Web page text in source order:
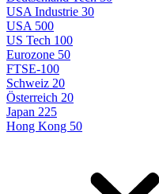
USA Industrie 30
USA 500
US Tech 100
Eurozone 50
FTSE-100
Schweiz 20
Österreich 20
Japan 225
Hong Kong 50